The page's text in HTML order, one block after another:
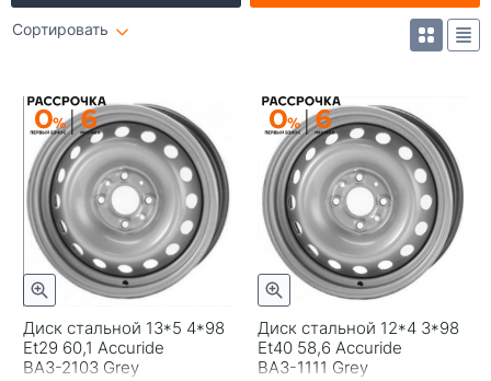
Сортировать
Диск стальной 13*5 4*98
Et29 60,1 Accuride
ВАЗ-2103 Grey
Диск стальной 12*4 3*98
Et40 58,6 Accuride
ВАЗ-1111 Grey